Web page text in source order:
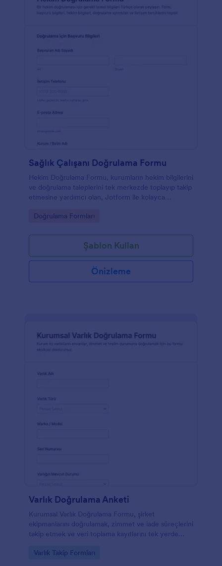
Sağlık Çalışanı Doğrulama Formu
Hekim Doğrulama Formu, kurumların hekim bilgilerini
ve doğrulama taleplerini tek merkezde toplayıp takip
etmesine yardımcı olan, Jotform ile kolayca
Go to Category:
Doğrulama Formları
Şablon Kullan
Önizleme
Varlık Doğrulama Anketi
Kurumsal Varlık Doğrulama Formu, şirket
ekipmanlarını doğrulamak, zimmet ve iade süreçlerini
takip etmek ve veri toplama kayıtlarını tek yerde
şablonudur.
Go to Category:
Varlık Takip Formları